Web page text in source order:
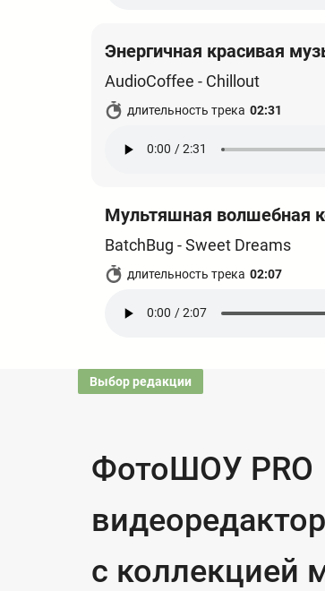
Энергичная красивая
AudioCoffee - Chillout
длительность трека 02:31
Мультяшная волшебная
BatchBug - Sweet Dreams
длительность трека 02:07
Выбор редакции
ФотоШОУ PRO
видеоредактор
с коллекцией